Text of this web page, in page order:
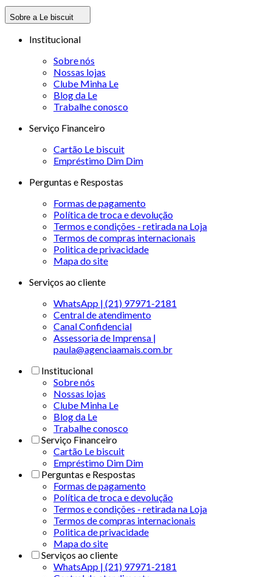
Sobre a Le biscuit
Institucional
Sobre nós
Nossas lojas
Clube Minha Le
Blog da Le
Trabalhe conosco
Serviço Financeiro
Cartão Le biscuit
Empréstimo Dim Dim
Perguntas e Respostas
Formas de pagamento
Política de troca e devolução
Termos e condições - retirada na Loja
Termos de compras internacionais
Politica de privacidade
Mapa do site
Serviços ao cliente
WhatsApp | (21) 97971-2181
Central de atendimento
Canal Confidencial
Assessoria de Imprensa |
paula@agenciaamais.com.br
Institucional
Sobre nós
Nossas lojas
Clube Minha Le
Blog da Le
Trabalhe conosco
Serviço Financeiro
Cartão Le biscuit
Empréstimo Dim Dim
Perguntas e Respostas
Formas de pagamento
Política de troca e devolução
Termos e condições - retirada na Loja
Termos de compras internacionais
Politica de privacidade
Mapa do site
Serviços ao cliente
WhatsApp | (21) 97971-2181